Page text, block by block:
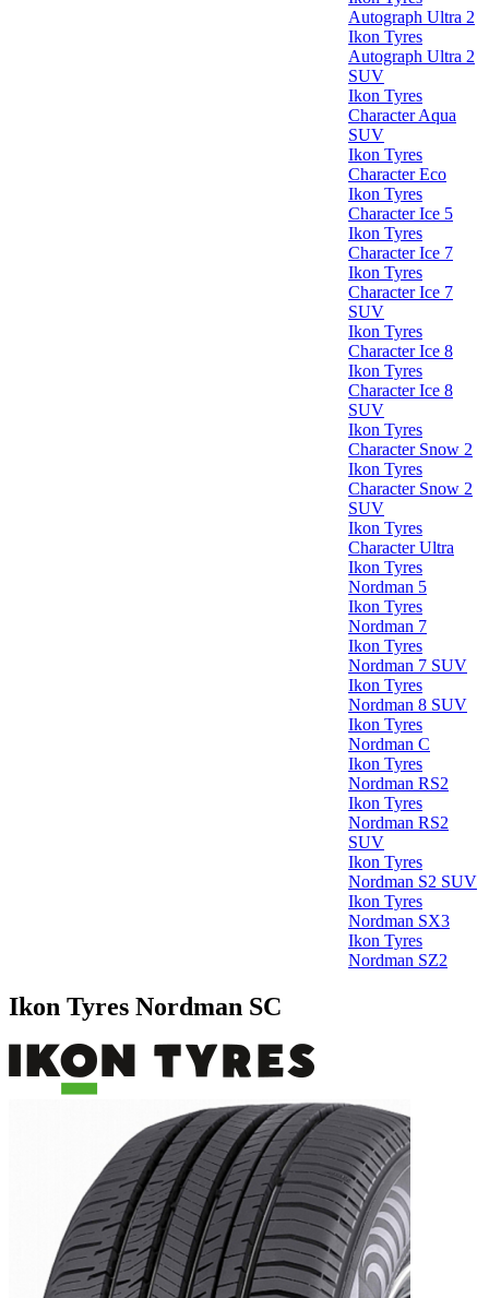
Autograph Ultra 2
Ikon Tyres
Autograph Ultra 2
SUV
Ikon Tyres
Character Aqua
SUV
Ikon Tyres
Character Eco
Ikon Tyres
Character Ice 5
Ikon Tyres
Character Ice 7
Ikon Tyres
Character Ice 7
SUV
Ikon Tyres
Character Ice 8
Ikon Tyres
Character Ice 8
SUV
Ikon Tyres
Character Snow 2
Ikon Tyres
Character Snow 2
SUV
Ikon Tyres
Character Ultra
Ikon Tyres
Nordman 5
Ikon Tyres
Nordman 7
Ikon Tyres
Nordman 7 SUV
Ikon Tyres
Nordman 8 SUV
Ikon Tyres
Nordman C
Ikon Tyres
Nordman RS2
Ikon Tyres
Nordman RS2
SUV
Ikon Tyres
Nordman S2 SUV
Ikon Tyres
Nordman SX3
Ikon Tyres
Nordman SZ2
Ikon Tyres Nordman SC